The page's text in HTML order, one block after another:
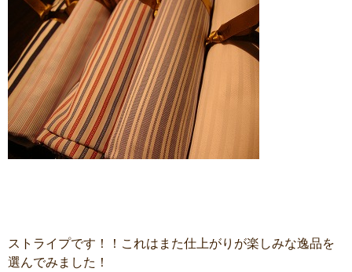
ストライプです！！これはまた仕上がりが楽しみな逸品を
選んでみました！